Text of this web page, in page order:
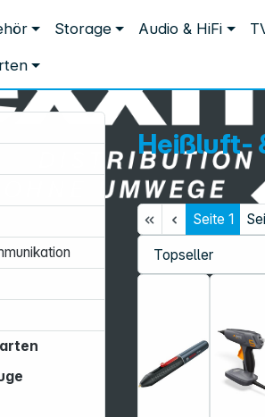
Storage Audio & HiFi
Elektrowerkzeuge Heißluft- &
Heißluft-
Seite 1
Uhr